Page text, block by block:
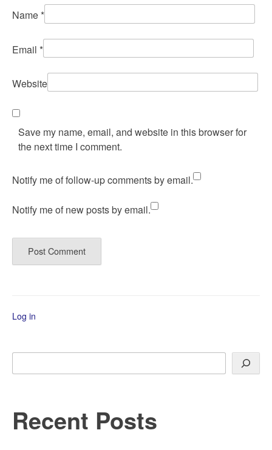
Name *
Email *
Website
Save my name, email, and website in this browser for
the next time I comment.
Notify me of follow-up comments by email.
Notify me of new posts by email.
Log in
Search
Recent Posts